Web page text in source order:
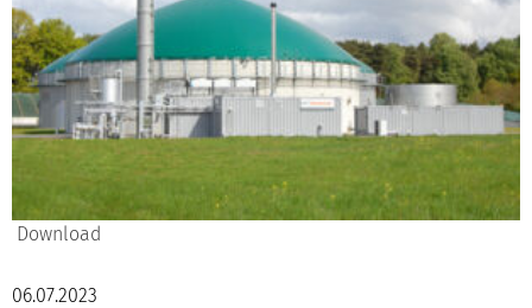
Download
06.07.2023